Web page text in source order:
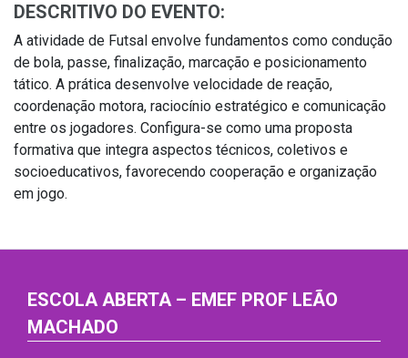
DESCRITIVO DO EVENTO:
A atividade de Futsal envolve fundamentos como condução
de bola, passe, finalização, marcação e posicionamento
tático. A prática desenvolve velocidade de reação,
coordenação motora, raciocínio estratégico e comunicação
entre os jogadores. Configura-se como uma proposta
formativa que integra aspectos técnicos, coletivos e
socioeducativos, favorecendo cooperação e organização
em jogo.
ESCOLA ABERTA – EMEF PROF LEÃO
MACHADO